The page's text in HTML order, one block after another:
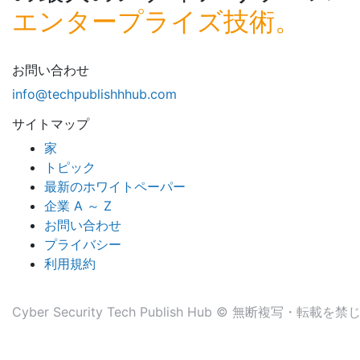
エンタープライズ技術。
お問い合わせ
info@techpublishhhub.com
サイトマップ
家
トピック
最新のホワイトペーパー
企業 A ～ Z
お問い合わせ
プライバシー
利用規約
Cyber​​ Security Tech Publish Hub © 無断複写・転載を禁じ